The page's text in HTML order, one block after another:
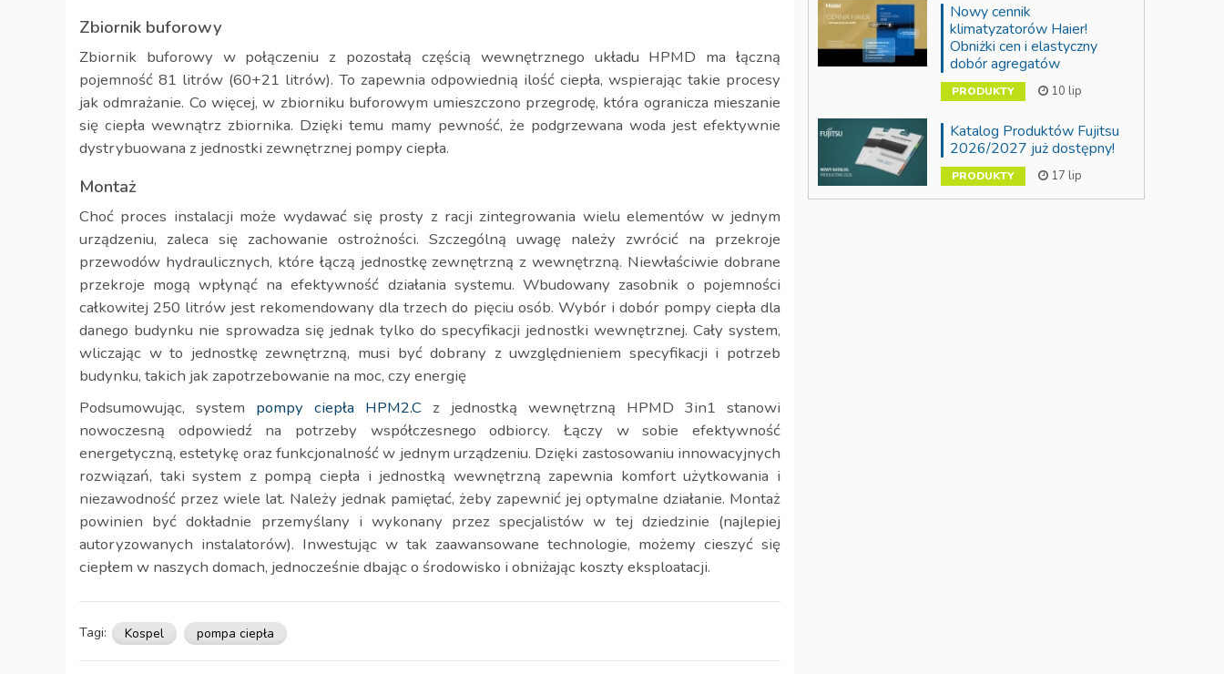
Zbiornik buforowy
Zbiornik buforowy w połączeniu z pozostałą częścią wewnętrznego układu HPMD ma łączną
pojemność 81 litrów (60+21 litrów). To zapewnia odpowiednią ilość ciepła, wspierając takie procesy
jak odmrażanie. Co więcej, w zbiorniku buforowym umieszczono przegrodę, która ogranicza mieszanie
się ciepła wewnątrz zbiornika. Dzięki temu mamy pewność, że podgrzewana woda jest efektywnie
dystrybuowana z jednostki zewnętrznej pompy ciepła.
Montaż
Choć proces instalacji może wydawać się prosty z racji zintegrowania wielu elementów w jednym
urządzeniu, zaleca się zachowanie ostrożności. Szczególną uwagę należy zwrócić na przekroje
przewodów hydraulicznych, które łączą jednostkę zewnętrzną z wewnętrzną. Niewłaściwie dobrane
przekroje mogą wpłynąć na efektywność działania systemu. Wbudowany zasobnik o pojemności
całkowitej 250 litrów jest rekomendowany dla trzech do pięciu osób. Wybór i dobór pompy ciepła dla
danego budynku nie sprowadza się jednak tylko do specyfikacji jednostki wewnętrznej. Cały system,
wliczając w to jednostkę zewnętrzną, musi być dobrany z uwzględnieniem specyfikacji i potrzeb
budynku, takich jak zapotrzebowanie na moc, czy energię
Podsumowując, system pompy ciepła HPM2.C z jednostką wewnętrzną HPMD 3in1 stanowi
nowoczesną odpowiedź na potrzeby współczesnego odbiorcy. Łączy w sobie efektywność
energetyczną, estetykę oraz funkcjonalność w jednym urządzeniu. Dzięki zastosowaniu innowacyjnych
rozwiązań, taki system z pompą ciepła i jednostką wewnętrzną zapewnia komfort użytkowania i
niezawodność przez wiele lat. Należy jednak pamiętać, żeby zapewnić jej optymalne działanie. Montaż
powinien być dokładnie przemyślany i wykonany przez specjalistów w tej dziedzinie (najlepiej
autoryzowanych instalatorów). Inwestując w tak zaawansowane technologie, możemy cieszyć się
ciepłem w naszych domach, jednocześnie dbając o środowisko i obniżając koszty eksploatacji.
Tagi: Kospel pompa ciepła
Nowy cennik
klimatyzatorów Haier!
Obniżki cen i elastyczny
dobór agregatów
PRODUKTY 10 lip
Katalog Produktów Fujitsu
2026/2027 już dostępny!
PRODUKTY 17 lip